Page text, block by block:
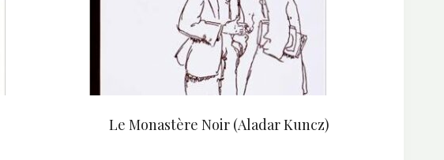
Le Monastère Noir (Aladar Kuncz)